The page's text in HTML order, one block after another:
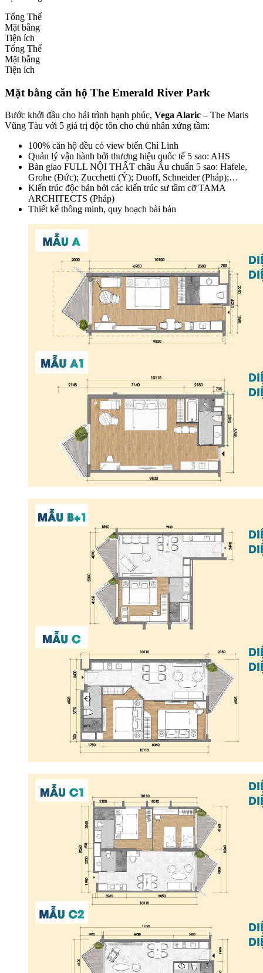
Tổng Thể
Mặt bằng
Tiện ích
Tổng Thể
Mặt bằng
Tiện ích
Mặt bằng căn hộ The Emerald River Park
Bước khởi đầu cho hải trình hạnh phúc, Vega Alaric – The Maris
Vũng Tàu với 5 giá trị độc tôn cho chủ nhân xứng tầm:
100% căn hộ đều có view biển Chí Linh
Quản lý vận hành bởi thương hiệu quốc tế 5 sao: AHS
Bàn giao FULL NỘI THẤT châu Âu chuẩn 5 sao: Hafele,
Grohe (Đức); Zucchetti (Ý); Duoff, Schneider (Pháp);…
Kiến trúc độc bản bởi các kiến trúc sư tầm cỡ TAMA
ARCHITECTS (Pháp)
Thiết kế thông minh, quy hoạch bài bản